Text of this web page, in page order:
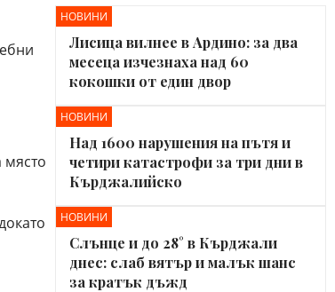
място
НОВИНИ
Лисица вилнее в Ардино: за два
месеца изчезнаха над 60
кокошки от един двор
НОВИНИ
Над 1600 нарушения на пътя и
четири катастрофи за три дни в
Кърджалийско
НОВИНИ
Слънце и до 28° в Кърджали
днес: слаб вятър и малък шанс
за кратък дъжд